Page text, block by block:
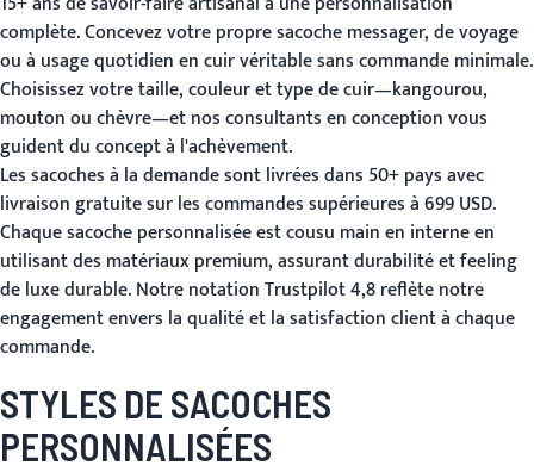
complète. Concevez votre propre sacoche messager, de voyage
ou à usage quotidien en cuir véritable sans commande minimale.
Choisissez votre taille, couleur et type de cuir—kangourou,
mouton ou chèvre—et nos consultants en conception vous
guident du concept à l'achèvement.
Les sacoches à la demande sont livrées dans 50+ pays avec
livraison gratuite sur les commandes supérieures à 699 USD.
Chaque sacoche personnalisée est cousu main en interne en
utilisant des matériaux premium, assurant durabilité et feeling
de luxe durable. Notre notation Trustpilot 4,8 reflète notre
engagement envers la qualité et la satisfaction client à chaque
commande.
STYLES DE SACOCHES
PERSONNALISÉES